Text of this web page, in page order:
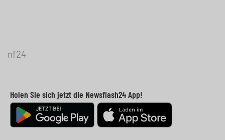
nf24
Holen Sie sich jetzt die Newsflash24 App!